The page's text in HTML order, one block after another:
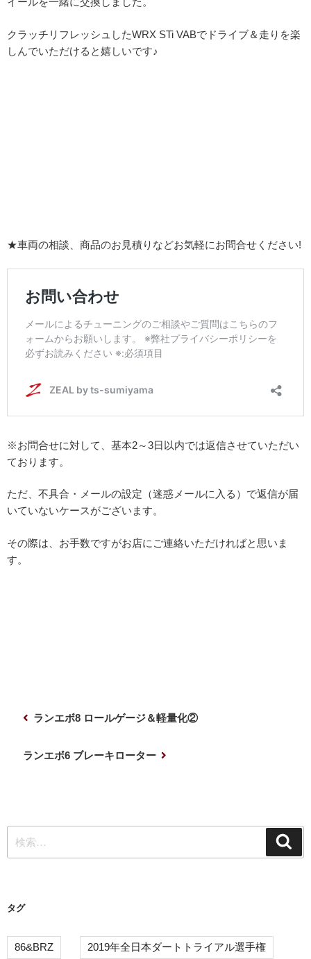
クラッチリフレッシュしたWRX STi VABでドライブ＆走りを楽
しんでいただけると嬉しいです♪
★車両の相談、商品のお見積りなどお気軽にお問合せください!
※お問合せに対して、基本2～3日以内では返信させていただい
ております。
ただ、不具合・メールの設定（迷惑メールに入る）で返信が届
いていないケースがございます。
その際は、お手数ですがお店にご連絡いただければと思いま
す。
シ
ョ
ランエボ8 ロールゲージ＆軽量化②
ランエボ6 ブレーキローター
索:
タグ
86&BRZ 2019年全日本ダートトライアル選手権